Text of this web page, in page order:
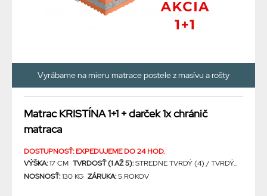
Vyrábame na mieru matrace postele z masívu a rošty
Matrac KRISTÍNA 1+1 + darček 1x chránič
matraca
DOSTUPNOSŤ: EXPEDUJEME DO 24 HOD.
VÝŠKA:17 CM TVRDOSŤ (1 AŽ 5):STREDNE TVRDÝ (4) / TVRDÝ...
NOSNOSŤ:130 KG ZÁRUKA:5 ROKOV